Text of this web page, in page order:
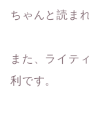
ちゃんと読ま
また、ライテ
利です。